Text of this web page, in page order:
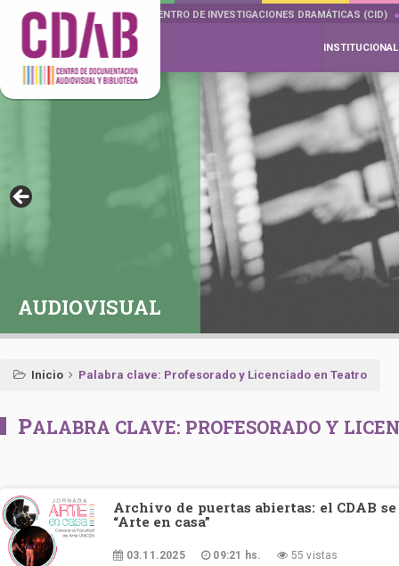
DOCUMENTA DRAMÁTICAS CENTRO DE INVESTIGACIONES DRAMÁTICAS (CID)
INSTITUCIONAL
AUDIOVISUAL
Inicio Palabra clave: Profesorado y Licenciado en Teatro
PALABRA CLAVE: PROFESORADO Y
Archivo de puertas abiertas: el CDAB
“Arte en casa”
03.11.2025 09:21 hs. 55 vistas